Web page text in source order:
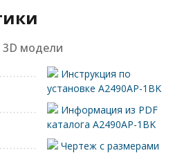
3D модели
Инструкция по
установке A2490AP-1BK
Информация из PDF
каталога A2490AP-1BK
Чертеж с размерами